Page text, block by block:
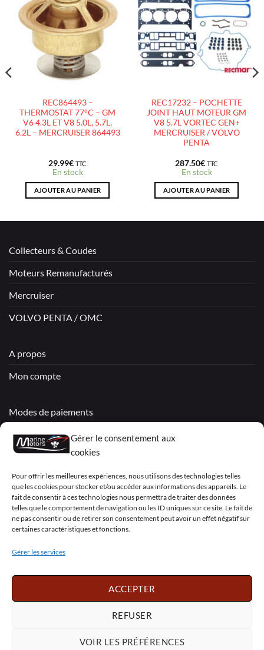
Gérer le consentement aux
cookies
Pour offrir les meilleures expériences, nous utilisons des technologies telles
que les cookies pour stocker et/ou accéder aux informations des appareils. Le
fait de consentir à ces technologies nous permettra de traiter des données
telles que le comportement de navigation ou les ID uniques sur ce site. Le fait de
ne pas consentir ou de retirer son consentement peut avoir un effet négatif sur
certaines caractéristiques et fonctions.
Gérer les services
ACCEPTER
REFUSER
VOIR LES PRÉFÉRENCES
AJOUTER
À LA
LISTE
D’ENVIES
REC864493 –
THERMOSTAT 77°C – GM
V6 4.3L ET V8 5.0L, 5.7L,
6.2L – MERCRUISER 864493
29.99€ TTC
En stock
AJOUTER AU PANIER
AJOUTER
À LA
LISTE
D’ENVIES
REC17232 – POCHETTE
JOINT HAUT MOTEUR GM
V8 5.7L VORTEC GEN+
MERCRUISER / VOLVO
PENTA
287.50€ TTC
En stock
AJOUTER AU PANIER
Collecteurs & Coudes
Moteurs Remanufacturés
Mercruiser
VOLVO PENTA / OMC
A propos
Mon compte
Modes de paiements
Livraisons & Retours
Politique de confidentialité
Mentions légales
Conditions générales de vente – Garantie
Déclaration de confidentialité (UE)
Italiano Português